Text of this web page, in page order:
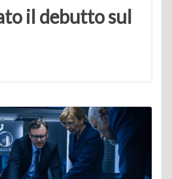
il debutto sul